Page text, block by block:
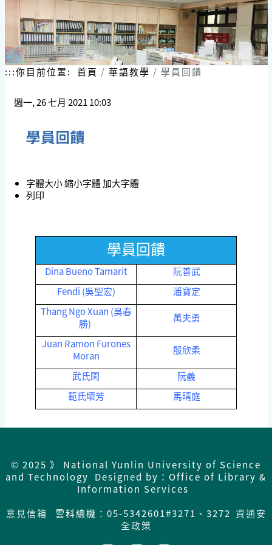
跳
內
容
區
:::你目前位置: 首頁 華語教學 學員回饋
週一, 26 七月 2021 10:03
學員回饋
字體大小縮小字體加大字體
列印
學員回饋
Dina Bueno Tamarit
阮善武
Fendi (吳聖宏)
潘寶定
Thang Ngo Xuan (吳春
勝)
萬夫勇
Juan Ramon Furones
Moran
殷欣柔
武氏閑
阮義
範氏壞芳
馬晴庭
© 2025 》 National Yunlin University of Science
and Technology Designed by：Office of Library &
Information Services
意見信箱
雲科總機：05-5342601#3271、3272 資通安
全政策